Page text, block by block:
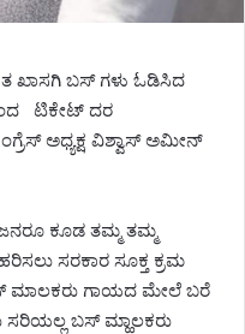
ಖಾಸಗಿ ಬಸ್ ಗಳು ಓಡಿಸಿದ
ಟಿಕೇಟ್ ದರ
ಅಧ್ಯಕ್ಷ ವಿಶ್ವಾಸ್ ಅಮೀನ್
ಕೂಡ ತಮ್ಮ ತಮ್ಮ
ಸರಕಾರ ಸೂಕ್ತ ಕ್ರಮ
ಮಾಲಕರು ಗಾಯದ ಮೇಲೆ ಬರೆ
ಸರಿಯಲ್ಲ ಬಸ್ ಮ್ಹಾಲಕರು